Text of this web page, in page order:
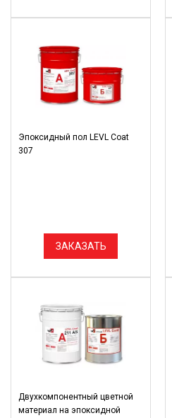
Эпоксидный пол LEVL Coat
307
ЗАКАЗАТЬ
Двухкомпонентный цветной
материал на эпоксидной